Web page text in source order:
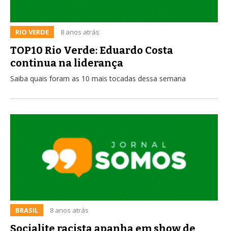
RIO VERDE 8 anos atrás
TOP10 Rio Verde: Eduardo Costa
continua na liderança
Saiba quais foram as 10 mais tocadas dessa semana
BRASIL 8 anos atrás
Socialite racista apanha em show de